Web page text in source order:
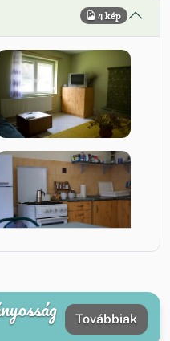
4 kép
Továbbiak